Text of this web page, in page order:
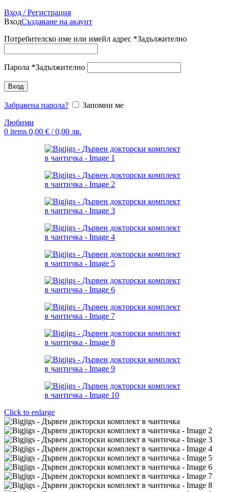
Вход / Регистрация
ВходСъздаване на акаунт
Потребителско име или имейл адрес *Задължително
Парола *Задължително
Вход
Забравена парола?
Запомни ме
Любими
0 items 0,00 € / 0,00 лв.
Click to enlarge